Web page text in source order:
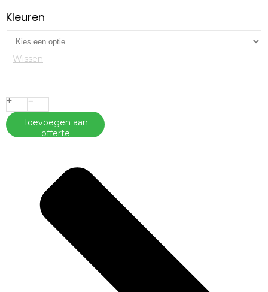
Kleuren
Wissen
Toevoegen aan
offerte